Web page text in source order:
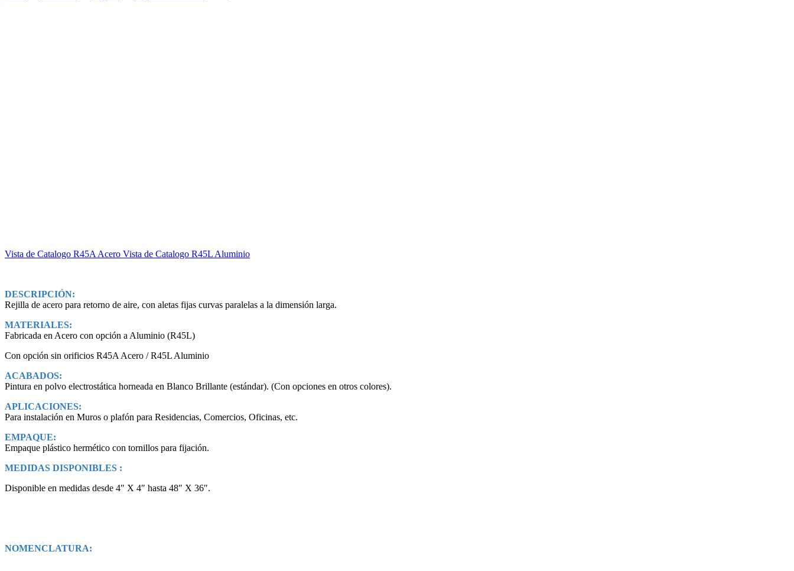
Vista de Catalogo R45A Acero Vista de Catalogo R45L Aluminio
DESCRIPCIÓN:
Rejilla de acero para retorno de aire, con aletas fijas curvas paralelas a la dimensión larga.
MATERIALES:
Fabricada en Acero con opción a Aluminio (R45L)
Con opción sin orificios R45A Acero / R45L Aluminio
ACABADOS:
Pintura en polvo electrostática horneada en Blanco Brillante (estándar). (Con opciones en otros colores).
APLICACIONES:
Para instalación en Muros o plafón para Residencias, Comercios, Oficinas, etc.
EMPAQUE:
Empaque plástico hermético con tornillos para fijación.
MEDIDAS DISPONIBLES :
Disponible en medidas desde 4″ X 4″ hasta 48″ X 36″.
NOMENCLATURA: